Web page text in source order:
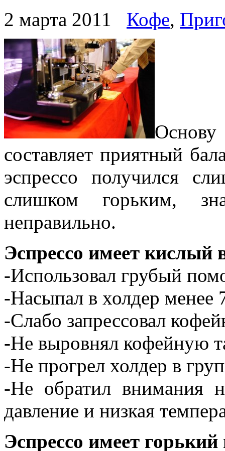
2 марта 2011 Кофе,
составляет приятный
эспрессо получился
слишком горьким,
неправильно.
Эспрессо имеет кислый
-Использовал грубый
-Насыпал в холдер менее
-Слабо запрессовал
-Не выровнял кофейную
-Не прогрел холдер в
-Не обратил внимания
давление и низкая
Эспрессо имеет